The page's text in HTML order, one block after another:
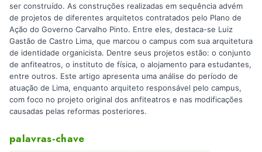
ser construído. As construções realizadas em sequência advém
de projetos de diferentes arquitetos contratados pelo Plano de
Ação do Governo Carvalho Pinto. Entre eles, destaca-se Luiz
Gastão de Castro Lima, que marcou o campus com sua arquitetura
de identidade organicista. Dentre seus projetos estão: o conjunto
de anfiteatros, o instituto de física, o alojamento para estudantes,
entre outros. Este artigo apresenta uma análise do período de
atuação de Lima, enquanto arquiteto responsável pelo campus,
com foco no projeto original dos anfiteatros e nas modificações
causadas pelas reformas posteriores.
palavras-chave